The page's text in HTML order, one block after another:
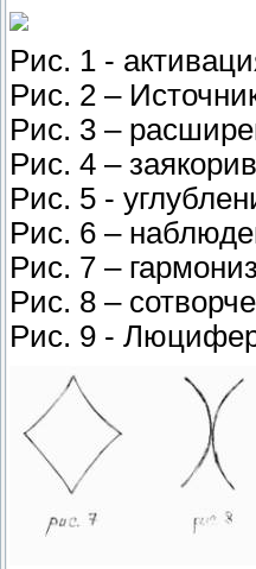
Рис. 1 -
Рис. 2 –
Рис. 3 –
Рис. 4 –
Рис. 5 -
Рис. 6 –
Рис. 7 –
Рис. 8 –
Рис. 9 -